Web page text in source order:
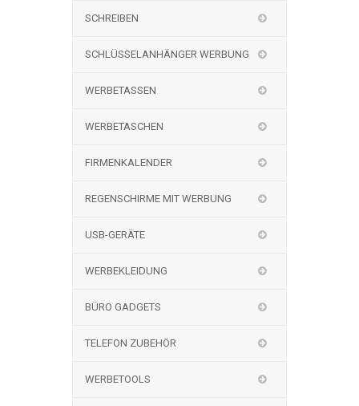
SCHREIBEN
SCHLÜSSELANHÄNGER WERBUNG
WERBETASSEN
WERBETASCHEN
FIRMENKALENDER
REGENSCHIRME MIT WERBUNG
USB-GERÄTE
WERBEKLEIDUNG
BÜRO GADGETS
TELEFON ZUBEHÖR
WERBETOOLS